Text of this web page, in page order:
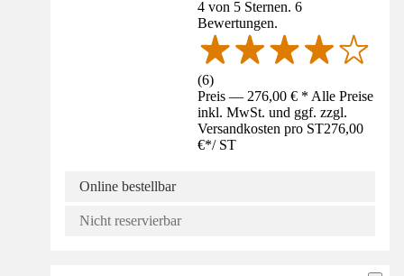
4 von 5 Sternen. 6
Bewertungen.
(6)
Preis — 276,00 € * Alle Preise
inkl. MwSt. und ggf. zzgl.
Versandkosten pro ST276,00
€*/ ST
Online bestellbar
Nicht reservierbar